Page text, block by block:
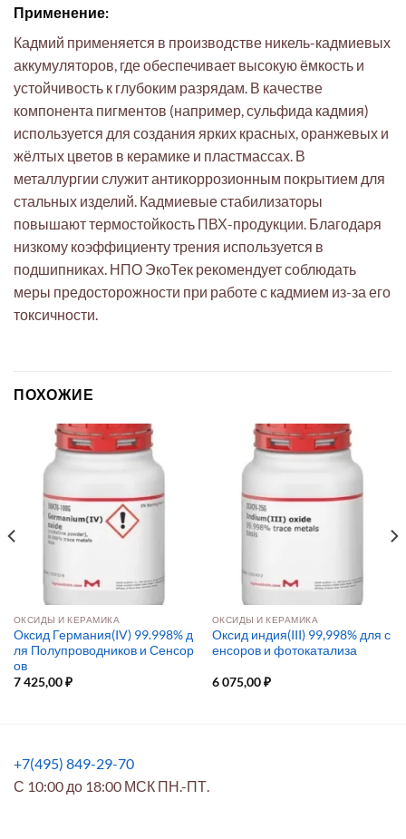
Применение:
Кадмий применяется в производстве никель-кадмиевых
аккумуляторов, где обеспечивает высокую ёмкость и
устойчивость к глубоким разрядам. В качестве
компонента пигментов (например, сульфида кадмия)
используется для создания ярких красных, оранжевых и
жёлтых цветов в керамике и пластмассах. В
металлургии служит антикоррозионным покрытием для
стальных изделий. Кадмиевые стабилизаторы
повышают термостойкость ПВХ-продукции. Благодаря
низкому коэффициенту трения используется в
подшипниках. НПО ЭкоТек рекомендует соблюдать
меры предосторожности при работе с кадмием из-за его
токсичности.
ПОХОЖИЕ
ОКСИДЫ И КЕРАМИКА
Оксид Германия(IV) 99.998% д
ля Полупроводников и Сенсор
ов
7 425,00₽
ОКСИДЫ И КЕРАМИКА
Оксид индия(III) 99,998% для с
енсоров и фотокатализа
6 075,00₽
+7(495) 849-29-70
С 10:00 до 18:00 МСК ПН.-ПТ.